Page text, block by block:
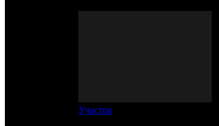
Участок